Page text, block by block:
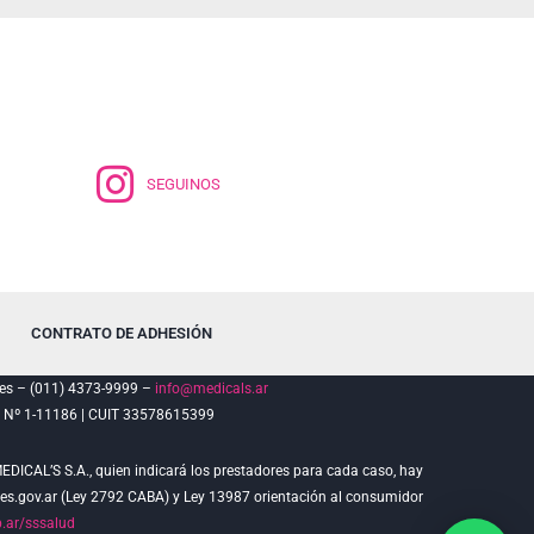
SEGUINOS
CONTRATO DE ADHESIÓN
– (011) 4373-9999 – info@medicals.ar
Nº 1-11186 | CUIT 33578615399
S.A., quien indicará los prestadores para cada caso, hay
(Ley 2792 CABA) y Ley 13987 orientación al consumidor
sssalud